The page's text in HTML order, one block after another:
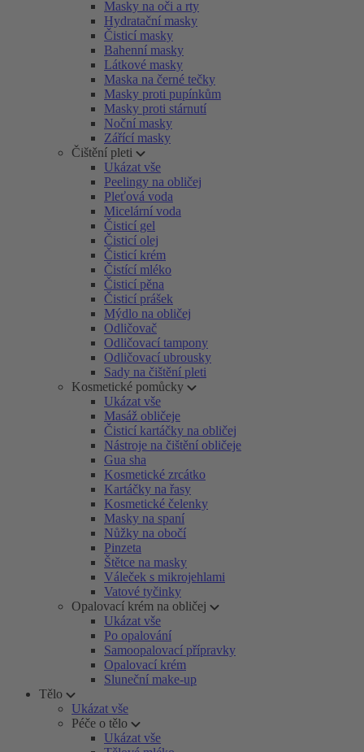
Masky na oči a rty
Hydratační masky
Čisticí masky
Bahenní masky
Látkové masky
Maska na černé tečky
Masky proti pupínkům
Masky proti stárnutí
Noční masky
Zářící masky
Čištění pleti
Ukázat vše
Peelingy na obličej
Pleťová voda
Micelární voda
Čisticí gel
Čisticí olej
Čisticí krém
Čistící mléko
Čisticí pěna
Čisticí prášek
Mýdlo na obličej
Odličovač
Odličovací tampony
Odličovací ubrousky
Sady na čištění pleti
Kosmetické pomůcky
Ukázat vše
Masáž obličeje
Čisticí kartáčky na obličej
Nástroje na čištění obličeje
Gua sha
Kosmetické zrcátko
Kartáčky na řasy
Kosmetické čelenky
Masky na spaní
Nůžky na obočí
Pinzeta
Štětce na masky
Váleček s mikrojehlami
Vatové tyčinky
Opalovací krém na obličej
Ukázat vše
Po opalování
Samoopalovací přípravky
Opalovací krém
Sluneční make-up
Tělo
Ukázat vše
Péče o tělo
Ukázat vše